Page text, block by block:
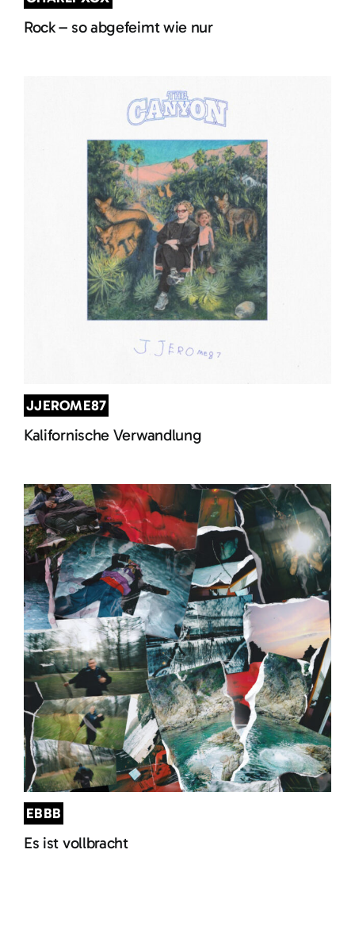
Rock – so abgefeimt wie nur
JJEROME87
Kalifornische Verwandlung
EBBB
Es ist vollbracht